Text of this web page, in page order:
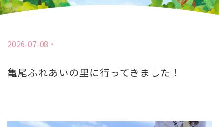
2026-07-08
亀尾ふれあいの里に行ってきました！